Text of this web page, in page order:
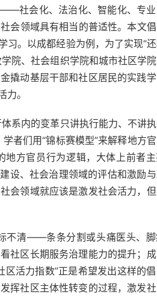
社会化、法治化、智能化、专业
会领域具有相当的普适性。本文
。以成都经验为例，为了实现“还
院、社会组织学院和城市社区学
撬动基层干部和社区居民的实践学
。
系内的变革只讲执行能力、不讲
者们用“锦标赛模型”来解释地方
地方官员行为逻辑，大体上前者
设、社会治理领域的评估和激励
会领域就应该是激发社会活力，
不清——条条分割或头痛医头、
社区长期服务治理能力的提升；
活力指数”正是希望发出这样的倡
挥社区主体性转变的过程，激发